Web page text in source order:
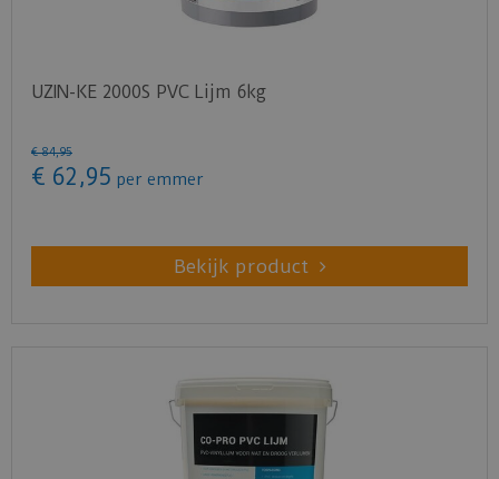
UZIN-KE 2000S PVC Lijm 6kg
€ 84,95
€ 62 ,95 per emmer
Bekijk product